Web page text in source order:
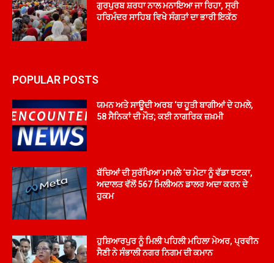
ਗੁਰਪੁਰਬ ਸ਼ਰਧਾ ਨਾਲ ਮਨਾਇਆ ਜਾ ਰਿਹਾ, ਸ੍ਰੀ
ਹਰਿਮੰਦਰ ਸਾਹਿਬ ਵਿਖੇ ਸੰਗਤਾਂ ਦਾ ਭਾਰੀ ਇਕੱਠ
POPULAR POSTS
ਯਮਨ ਅਤੇ ਸਾਊਦੀ ਅਰਬ ‘ਚ ਹੂਤੀ ਬਾਗੀਆਂ ਦੇ ਹਮਲੇ,
58 ਸੈਨਿਕਾਂ ਦੀ ਮੌਤ; ਕਈ ਨਾਗਰਿਕ ਜ਼ਖ਼ਮੀ
ਬੱਚਿਆਂ ਦੀ ਸੁਰੱਖਿਆ ਮਾਮਲੇ ‘ਚ ਮੇਟਾ ਨੂੰ ਵੱਡਾ ਝਟਕਾ,
ਅਦਾਲਤ ਵੱਲੋਂ 567 ਮਿਲੀਅਨ ਡਾਲਰ ਅਦਾ ਕਰਨ ਦੇ
ਹੁਕਮ
ਹੁਸ਼ਿਆਰਪੁਰ ਨੂੰ ਮਿਲੀ ਪਹਿਲੀ ਮਹਿਲਾ ਮੇਅਰ, ਪ੍ਰਵੀਨ
ਸੈਣੀ ਨੇ ਸੰਭਾਲੀ ਨਗਰ ਨਿਗਮ ਦੀ ਕਮਾਨ